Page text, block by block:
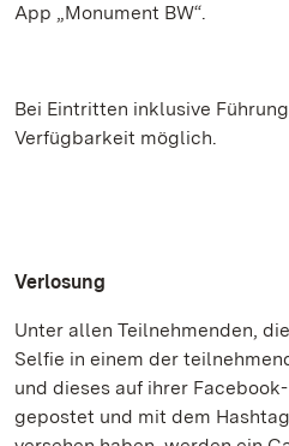
App „Monument BW“.
Bei Eintritten inklusive
Verfügbarkeit möglich.
Verlosung
Unter allen Teilnehmenden,
Selfie in einem der
und dieses auf ihrer
gepostet und mit dem